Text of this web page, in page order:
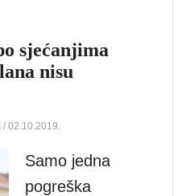
sjećanjima
nisu
/ 02.10.2019.
Samo jedna
pogreška